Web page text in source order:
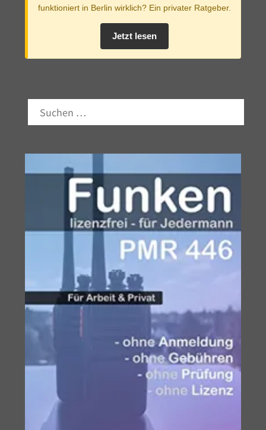
funktioniert in Berlin wirklich? Ein privater Ratgeber.
Jetzt lesen
SUCHEN
NACH: